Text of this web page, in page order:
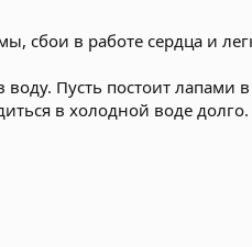
сбои в работе сердца и
Пусть постоит лапами
в холодной воде долго.